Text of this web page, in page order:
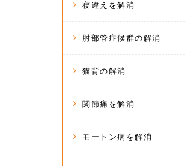
寝違えを解消
肘部管症候群の解消
猫背の解消
関節痛を解消
モートン病を解消